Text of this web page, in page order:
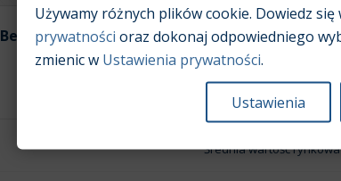
Benzyna Pojemność silnika:
Średnia wartość
Używamy różnych plików cookie. Dowiedz
prywatności oraz dokonaj odpowiedniego
zmienic w Ustawienia prywatności.
Ustawienia